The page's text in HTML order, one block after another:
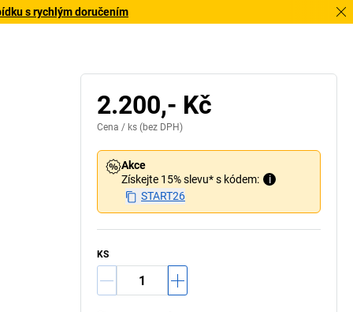
s rychlým doručením
2.200,- Kč
Cena / ks (bez DPH)
Akce
Získejte 15% slevu* s kódem:
i
START26
KS